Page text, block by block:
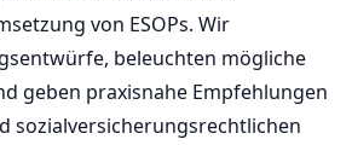
von ESOPs. Wir
beleuchten mögliche
geben praxisnahe Empfehlungen
sozialversicherungsrechtlichen